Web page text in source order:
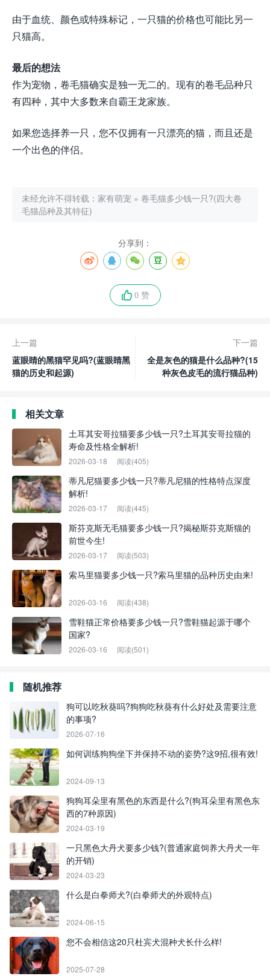
由于血统、颜色或特殊标记，一只猫的价格也可能比另一
只猫高。
最后的想法
作为宠物，卷毛猫确实是独一无二的。现有的卷毛品种只
有四种，其中大多数来自霸王龙家族。
如果您选择养一只，您不仅拥有一只漂亮的猫，而且还是
一个出色的伴侣。
未经允许不得转载： 家有萌宠 » 卷毛猫多少钱一只?(四大卷
毛猫品种及其特征)
分享到：
0 赞
上一篇
蓝眼睛的黑猫罕见吗?(蓝眼睛黑
猫的历史和起源)
下一篇
全是灰色的猫是什么品种?(15
种灰色皮毛的流行猫品种)
相关文章
土耳其安哥拉猫要多少钱一只?土耳其安哥拉猫的
寿命及性格全解析!
2026-03-18 阅读(405)
蒂凡尼猫要多少钱一只?蒂凡尼猫的性格特点深度
解析!
2026-03-17 阅读(445)
斯芬克斯无毛猫要多少钱一只?揭秘斯芬克斯猫的
前世今生!
2026-03-17 阅读(503)
索马里猫要多少钱一只?索马里猫的品种历史由来!
2026-03-16 阅读(438)
雪鞋猫正常价格要多少钱一只?雪鞋猫起源于哪个
国家?
2026-03-16 阅读(501)
随机推荐
狗可以吃秋葵吗?狗狗吃秋葵有什么好处及需要注意
的事项?
2026-07-16
如何训练狗狗坐下并保持不动的姿势?这9招,很有效!
2024-09-13
狗狗耳朵里有黑色的东西是什么?(狗耳朵里有黑色东
西的7种原因)
2024-03-19
一只黑色大丹犬要多少钱?(普通家庭饲养大丹犬一年
的开销)
2024-03-23
什么是白拳师犬?(白拳师犬的外观特点)
2024-06-15
您不会相信这20只杜宾犬混种犬长什么样!
2025-07-28